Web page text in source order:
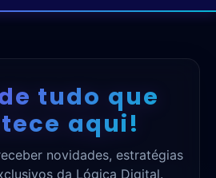
tudo que
aqui!
novidades, estratégias
da Lógica Digital.